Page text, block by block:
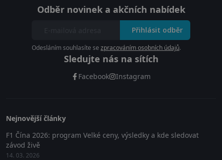
Odběr novinek a akčních nabídek
Přihlásit odběr
Odesláním souhlasíte se zpracováním osobních údajů.
Sledujte nás na sítích
Facebook Instagram
Nejnovější články
F1 Čína 2026: program Velké ceny, výsledky a kde sledovat
závod živě
14. 03. 2026